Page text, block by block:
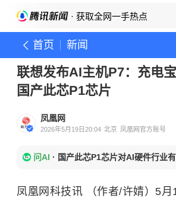
· 获取全网一手热点
首页 新闻
联想发布AI主机P7：充电
国产此芯P1芯片
凤凰网
2026年5月19日20:04 北京 凤凰网官方账号
问AI · 国产此芯P1芯片对AI硬件行业
凤凰网科技讯 （作者/许婧）5月